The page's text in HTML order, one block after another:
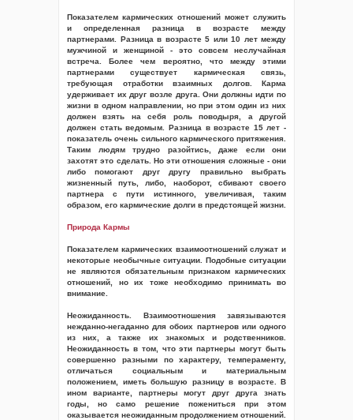
Показателем кармических отношений может служить
и определенная разница в возрасте между
партнерами. Разница в возрасте 5 или 10 лет между
мужчиной и женщиной - это совсем неслучайная
встреча. Более чем вероятно, что между этими
партнерами существует кармическая связь,
требующая отработки взаимных долгов. Карма
удерживает их друг возле друга. Они должны идти по
жизни в одном направлении, но при этом один из них
должен взять на себя роль поводыря, а другой
должен стать ведомым. Разница в возрасте 15 лет -
показатель очень сильного кармического притяжения.
Таким людям трудно разойтись, даже если они
захотят это сделать. Но эти отношения сложные - они
либо помогают друг другу правильно выбрать
жизненный путь, либо, наоборот, сбивают своего
партнера с пути истинного, увеличивая, таким
образом, его кармические долги в предстоящей жизни.
Природа Кармы
Показателем кармических взаимоотношений служат и
некоторые необычные ситуации. Подобные ситуации
не являются обязательным признаком кармических
отношений, но их тоже необходимо принимать во
внимание.
Неожиданность. Взаимоотношения завязываются
нежданно-негаданно для обоих партнеров или одного
из них, а также их знакомых и родственников.
Неожиданность в том, что эти партнеры могут быть
совершенно разными по характеру, темпераменту,
отличаться социальным и материальным
положением, иметь большую разницу в возрасте. В
ином варианте, партнеры могут друг друга знать
годы, но само решение пожениться при этом
оказывается неожиданным продолжением отношений.